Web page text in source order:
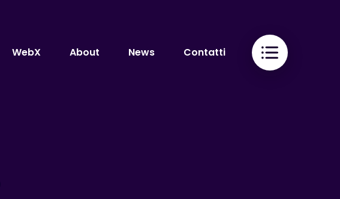
WebX About News Contatti